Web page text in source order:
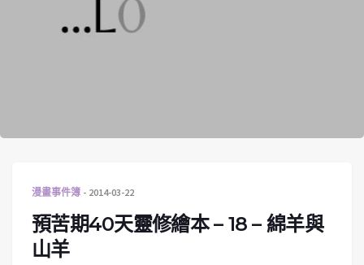
漫畫事件簿 2014-03-22
預苦期40天靈修繪本 – 18 – 綿羊與
山羊